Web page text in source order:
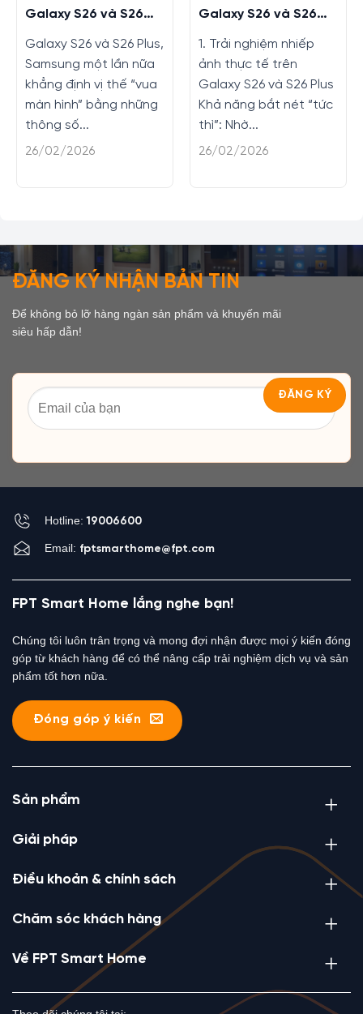
Galaxy S26 và S26
Plus có gì mới không?
Galaxy S26 và S26 Plus,
Samsung một lần nữa
khẳng định vị thế “vua
màn hình” bằng những
thông số...
26/02/2026
Galaxy S26 và S26
Plus có nâng cấp gì
không?
1. Trải nghiệm nhiếp
ảnh thực tế trên
Galaxy S26 và S26 Plus
Khả năng bắt nét “tức
thì”: Nhờ...
26/02/2026
ĐĂNG KÝ NHẬN BẢN TIN
Để không bỏ lỡ hàng ngàn sản phẩm và khuyến mãi
siêu hấp dẫn!
Hotline:19006600
Email: fptsmarthome@fpt.com
FPT Smart Home lắng nghe bạn!
Chúng tôi luôn trân trọng và mong đợi nhận được mọi ý kiến đóng
góp từ khách hàng để có thể nâng cấp trải nghiệm dịch vụ và sản
phẩm tốt hơn nữa.
Đóng góp ý kiến
Sản phẩm
Giải pháp
Điều khoản & chính sách
Chăm sóc khách hàng
Về FPT Smart Home